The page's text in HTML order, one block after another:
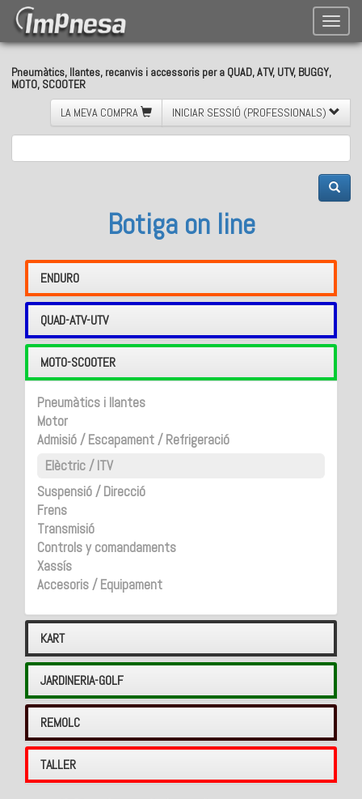
Toggle
Pneumàtics, llantes, recanvis i accessoris per a QUAD, ATV, UTV, BUGGY,
MOTO, SCOOTER
LA MEVA COMPRA
INICIAR SESSIÓ (PROFESSIONALS)
Botiga on line
ENDURO
QUAD-ATV-UTV
MOTO-SCOOTER
Pneumàtics i llantes
Motor
Admisió / Escapament / Refrigeració
Elèctric / ITV
Suspensió / Direcció
Frens
Transmisió
Controls y comandaments
Xassís
Accesoris / Equipament
KART
JARDINERIA-GOLF
REMOLC
TALLER